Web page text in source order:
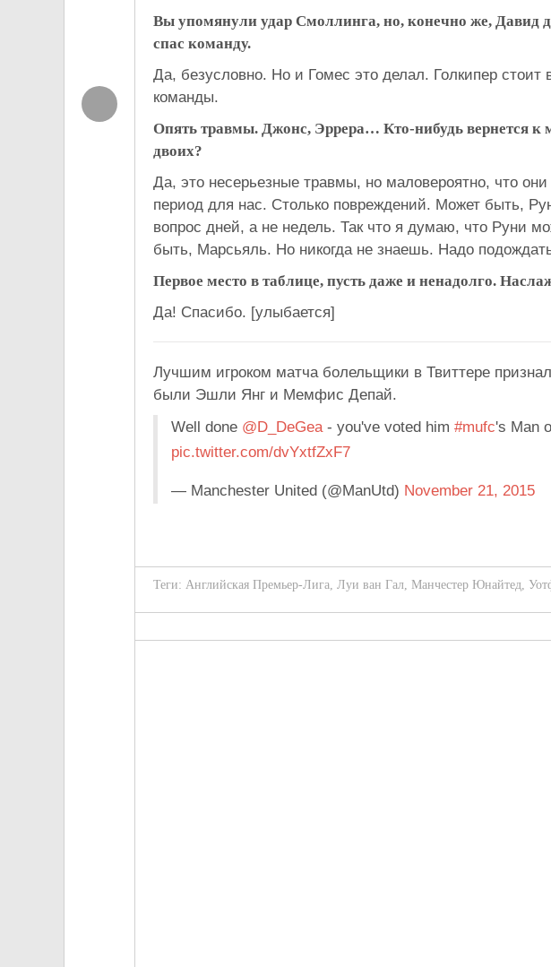
Вы упомянули удар Смоллинга, но, конечно же, Давид
спас команду.
Да, безусловно. Но и Гомес это делал. Голкипер стоит
команды.
Опять травмы. Джонс, Эррера… Кто-нибудь вернется к
двоих?
Да, это несерьезные травмы, но маловероятно, что
период для нас. Столько повреждений. Может быть,
вопрос дней, а не недель. Так что я думаю, что Руни
быть, Марсьяль. Но никогда не знаешь. Надо
Первое место в таблице, пусть даже и ненадолго.
Да! Спасибо. [улыбается]
Лучшим игроком матча болельщики в Твиттере
были Эшли Янг и Мемфис Депай.
Well done @D_DeGea- you've voted him #mufc's Man
pic.twitter.com/dvYxtfZxF7
— Manchester United (@ManUtd) November 21, 2015
Теги: Английская Премьер-Лига, Луи ван Гал, Манчестер Юнайтед,